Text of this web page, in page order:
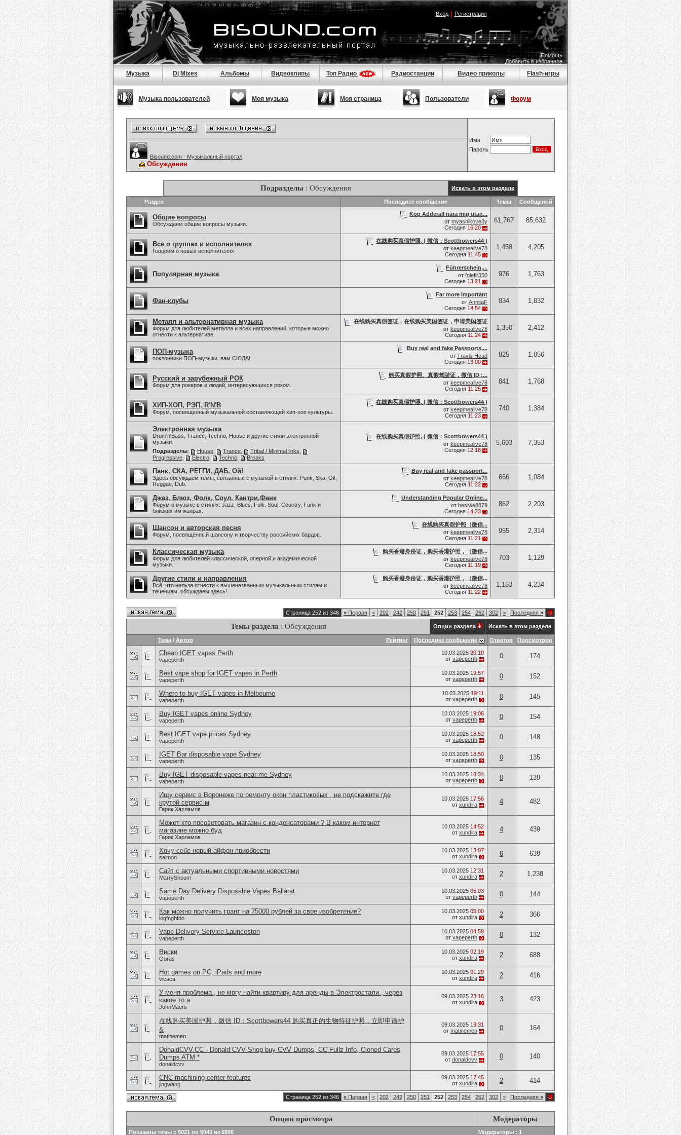
Вход| Регистрация
Помощь
Добавить в избранное
Музыка Dj Mixes Альбомы Видеоклипы Топ Радио Радиостанции Видео приколы Flash-игры
Музыка пользователей Моя музыка Моя страница Пользователи Форум
Имя
Пароль
Bisound.com - Музыкальный портал
Обсуждения
Подразделы : Обсуждения Искать в этом разделе
Раздел Последнее сообщение Темы Сообщений
Общие вопросы
Обсуждаем общие вопросы музыки.
Köp Adderall nära mig utan...
от myasnikove3y
Сегодня 16:20
61,767 85,632
Все о группах и исполнителях
Говорим о новых исполнителях
在线购买真假护照, ( 微信：Scottbowers44 )
от keepmealive78
Сегодня 11:45
1,458 4,205
Популярная музыка
Führerschein,...
от folefir350
Сегодня 13:21
976 1,763
Фан-клубы
Far more important
от AnnitaF
Сегодня 14:54
834 1,832
Металл и альтернативная музыка
Форум для любителей металла и всех направлений, которые можно
отнести к альтернативе.
在线购买真假签证，在线购买美国签证，申请美国签证
от keepmealive78
Сегодня 11:24
1,350 2,412
ПОП-музыка
поклонники ПОП-музыки, вам СЮДА!
Buy real and fake Passports,...
от Travis Head
Сегодня 13:00
825 1,856
Русский и зарубежный РОК
Форум для рокеров и людей, интересующихся роком.
购买真假护照、真假驾驶证，微信 ID :...
от keepmealive78
Сегодня 11:25
841 1,768
ХИП-ХОП, РЭП, R'N'B
Форум, посвященный музыкальной составляющей хип-хоп культуры.
在线购买真假护照, ( 微信：Scottbowers44 )
от keepmealive78
Сегодня 11:23
740 1,384
Электронная музыка
Drum'n'Bass, Trance, Techno, House и другие стили электронной
музыки.
Подразделы: House Trance Tribal / Minimal links
Progressive
Electro Techno Breaks
在线购买真假护照, ( 微信：Scottbowers44 )
от keepmealive78
Сегодня 12:18
5,693 7,353
Панк, СКА, РЕГГИ, ДАБ, Ой!
Здесь обсуждаем темы, связанные с музыкой в стилях: Punk, Ska, Oi!,
Reggae, Dub.
Buy real and fake passport...
от keepmealive78
Сегодня 11:22
666 1,084
Джаз, Блюз, Фолк, Соул, Кантри,Фанк
Форум о музыке в стилях: Jazz, Blues, Folk, Soul, Country, Funk и
близких им жанрах.
Understanding Popular Online...
от besiwe8879
Сегодня 14:23
862 2,203
Шансон и авторская песня
Форум, посвящённый шансону и творчеству российских бардов.
在线购买真假护照（微信...
от keepmealive78
Сегодня 11:21
955 2,314
Классическая музыка
Форум для любителей классической, оперной и академической
музыки.
购买香港身份证，购买香港护照，（微信...
от keepmealive78
Сегодня 11:19
703 1,129
Другие стили и направления
Всё, что нельзя отнести к вышеназванным музыкальным стилям и
течениям, обсуждаем здесь!
购买香港身份证，购买香港护照，（微信...
от keepmealive78
Сегодня 11:22
1,153 4,234
Страница 252 из 346 « Первая < 202 242 250 251 252 253 254 262 302 > Последняя »
Темы раздела : Обсуждения Опции раздела Искать в этом разделе
Рейтинг
Тема / Автор Последнее сообщение Ответов Просмотров
Cheap IGET vapes Perth
vapeperth
10.03.2025 20:10
от vapeperth 0 174
Best vape shop for IGET vapes in Perth
vapeperth
10.03.2025 19:57
от vapeperth 0 152
Where to buy IGET vapes in Melbourne
vapeperth
10.03.2025 19:11
от vapeperth 0 145
Buy IGET vapes online Sydney
vapeperth
10.03.2025 19:06
от vapeperth 0 154
Best IGET vape prices Sydney
vapeperth
10.03.2025 18:52
от vapeperth 0 148
IGET Bar disposable vape Sydney
vapeperth
10.03.2025 18:50
от vapeperth 0 135
Buy IGET disposable vapes near me Sydney
vapeperth
10.03.2025 18:34
от vapeperth 0 139
Ищу сервис в Воронеже по ремонту окон пластиковых , не подскажите где
крутой сервис м
Гарик Харламов
10.03.2025 17:56
от xundira 4 482
Может кто посоветовать магазин с конденсаторами ? В каком интернет
магазине можно буд
Гарик Харламов
10.03.2025 14:52
от xundira 4 439
Хочу себе новый айфон приобрести
salmon
10.03.2025 13:07
от xundira 6 639
Сайт с актуальными спортивными новостями
MarryShoum
10.03.2025 12:31
от xundira 2 1,238
Same Day Delivery Disposable Vapes Ballarat
vapeperth
10.03.2025 05:03
от vapeperth 0 144
Как можно получить грант на 75000 рублей за свое изобретение?
kigfnghfdo
10.03.2025 05:00
от xundira 2 366
Vape Delivery Service Launceston
vapeperth
10.03.2025 04:59
от vapeperth 0 132
Виски
Goras
10.03.2025 02:19
от xundira 2 688
Hot games on PC, iPads and more
vicaca
10.03.2025 01:29
от xundira 2 416
У меня проблема , не могу найти квартиру для аренды в Электростали , через
какое то а
JohnMaers
09.03.2025 23:16
от xundira 3 423
在线购买美国护照，微信 ID：Scottbowers44 购买真正的生物特征护照，立即申请护
&
matinemen
09.03.2025 19:31
от matinemen 0 164
DonaldCVV.CC - Donald CVV Shop buy CVV Dumps, CC Fullz Info, Cloned Cards
Dumps ATM *
donaldcvv
09.03.2025 17:55
от donaldcvv 0 140
CNC machining center features
jingwang
09.03.2025 17:45
от xundira 2 414
Страница 252 из 346 « Первая < 202 242 250 251 252 253 254 262 302 > Последняя »
Опции просмотра Модераторы
Показаны темы с 5021 по 5040 из 6906 Модераторы : 1